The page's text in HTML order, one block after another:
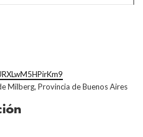
Milberg, Provincia de Buenos Aires